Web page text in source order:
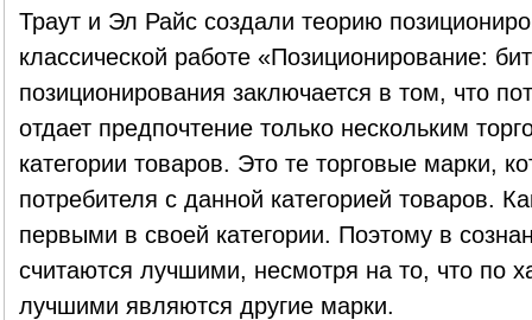
Траут и Эл Райс создали теорию
классической работе «Позиционирование:
позиционирования заключается в том, что
отдает предпочтение только нескольким
категории товаров. Это те торговые марки,
потребителя с данной категорией товаров.
первыми в своей категории. Поэтому в
считаются лучшими, несмотря на то, что по
лучшими являются другие марки.